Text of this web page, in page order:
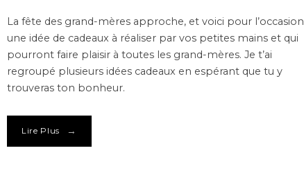
La fête des grand-mères approche, et voici pour l’occasion
une idée de cadeaux à réaliser par vos petites mains et qui
pourront faire plaisir à toutes les grand-mères. Je t’ai
regroupé plusieurs idées cadeaux en espérant que tu y
trouveras ton bonheur.
Lire Plus →